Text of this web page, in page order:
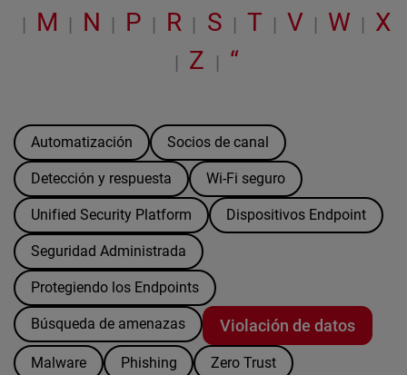
| M | N | P | R | S | T | V | W | X
| Z | “
Automatización Socios de canal
Detección y respuesta Wi-Fi seguro
Unified Security Platform Dispositivos Endpoint
Seguridad Administrada
Protegiendo los Endpoints
Búsqueda de amenazas Violación de datos
Malware Phishing Zero Trust